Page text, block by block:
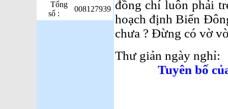
Tổng
số :
008127939 đồng chí luôn phải
hoạch định Biển
chưa ? Đừng có vờ
Thư giản ngày nghỉ:
Tuyên bố